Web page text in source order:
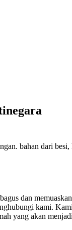
bahan dari
dan
kami.
yang akan